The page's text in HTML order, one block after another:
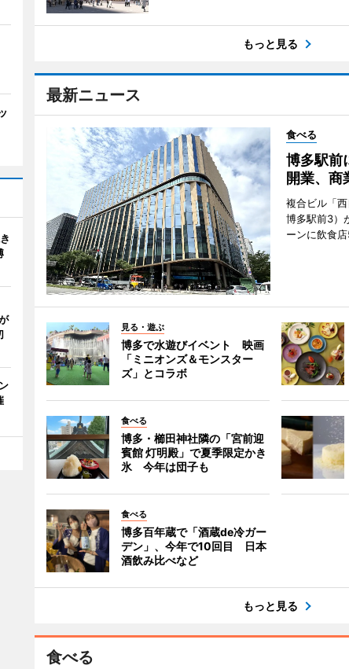
もっと見る
最新ニュース
食べる
博多駅前
開業、商
複合ビル「
博多駅前3）
ーンに飲食店
見る・遊ぶ
博多で水遊びイベント 映画
「ミニオンズ＆モンスター
ズ」とコラボ
食べる
博多・櫛田神社隣の「宮前迎
賓館 灯明殿」で夏季限定かき
氷 今年は団子も
食べる
博多百年蔵で「酒蔵de冷ガー
デン」、今年で10回目 日本
酒飲み比べなど
もっと見る
食べる